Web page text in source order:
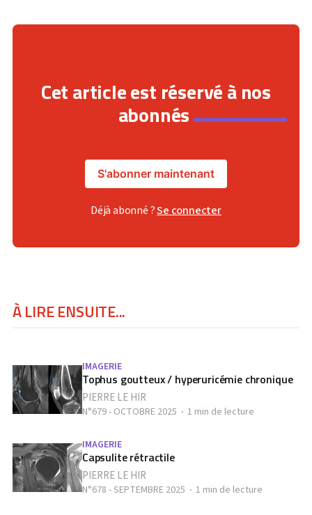
Cet article est réservé à nos
abonnés
S'abonner maintenant
Déjà abonné ?Se connecter
À LIRE ENSUITE...
IMAGERIE
Tophus goutteux / hyperuricémie chronique
PIERRE LE HIR
N°679 - OCTOBRE 2025 1 min de lecture
IMAGERIE
Capsulite rétractile
PIERRE LE HIR
N°678 - SEPTEMBRE 2025 1 min de lecture